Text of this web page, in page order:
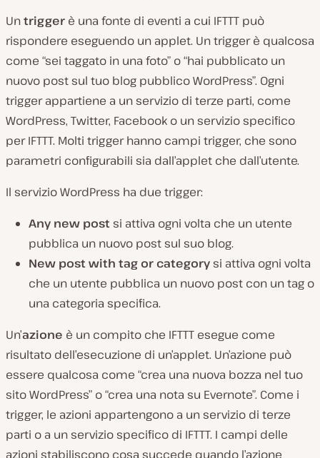
Untrigger è una fonte di eventi a cui IFTTT può
rispondere eseguendo un applet. Un trigger è qualcosa
come “sei taggato in una foto” o “hai pubblicato un
nuovo post sul tuo blog pubblico WordPress”. Ogni
trigger appartiene a un servizio di terze parti, come
WordPress, Twitter, Facebook o un servizio specifico
per IFTTT. Molti trigger hanno campi trigger, che sono
parametri configurabili sia dall’applet che dall’utente.
Il servizio WordPress ha due trigger:
Any new post si attiva ogni volta che un utente
pubblica un nuovo post sul suo blog.
New post with tag or category si attiva ogni volta
che un utente pubblica un nuovo post con un tag o
una categoria specifica.
Un’azione è un compito che IFTTT esegue come
risultato dell’esecuzione di un’applet. Un’azione può
essere qualcosa come “crea una nuova bozza nel tuo
sito WordPress” o “crea una nota su Evernote”. Come i
trigger, le azioni appartengono a un servizio di terze
parti o a un servizio specifico di IFTTT. I campi delle
azioni stabiliscono cosa succede quando l’azione